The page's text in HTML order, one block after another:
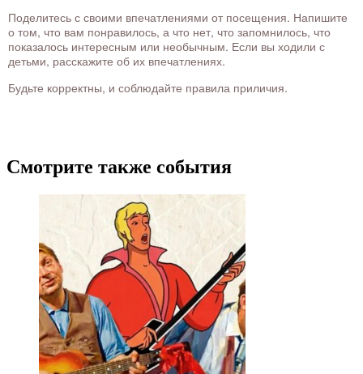
Поделитесь с своими впечатлениями от посещения. Напишите
о том, что вам понравилось, а что нет, что запомнилось, что
показалось интересным или необычным. Если вы ходили с
детьми, расскажите об их впечатлениях.
Будьте корректны, и соблюдайте правила приличия.
Смотрите также события